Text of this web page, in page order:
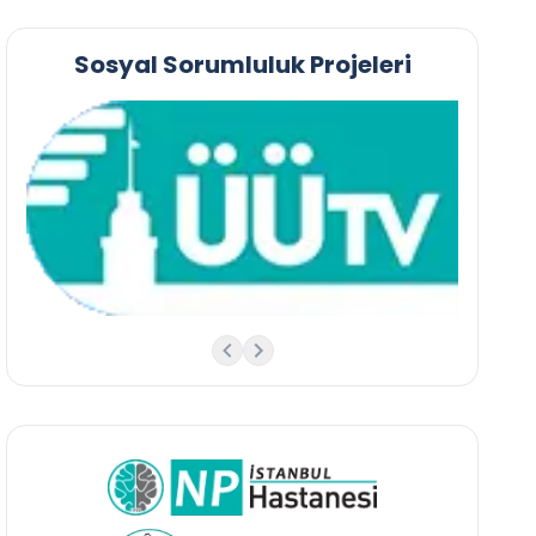
Sosyal Sorumluluk Projeleri